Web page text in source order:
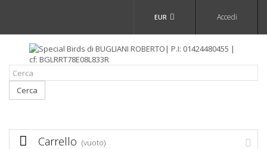
Accedi
EUR
Cerca
Carrello (vuoto)